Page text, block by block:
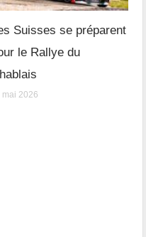
Suisses se préparent
le Rallye du
mai 2026